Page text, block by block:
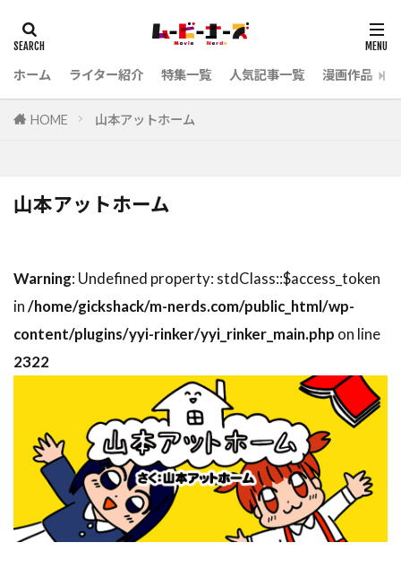
ホーム ライター紹介 特集一覧 人気記事一覧 漫画作品
HOME 山本アットホーム
山本アットホーム
Warning: Undefined property: stdClass::$access_token
in/home/gickshack/m-nerds.com/public_html/wp-
content/plugins/yyi-rinker/yyi_rinker_main.php on line
2322